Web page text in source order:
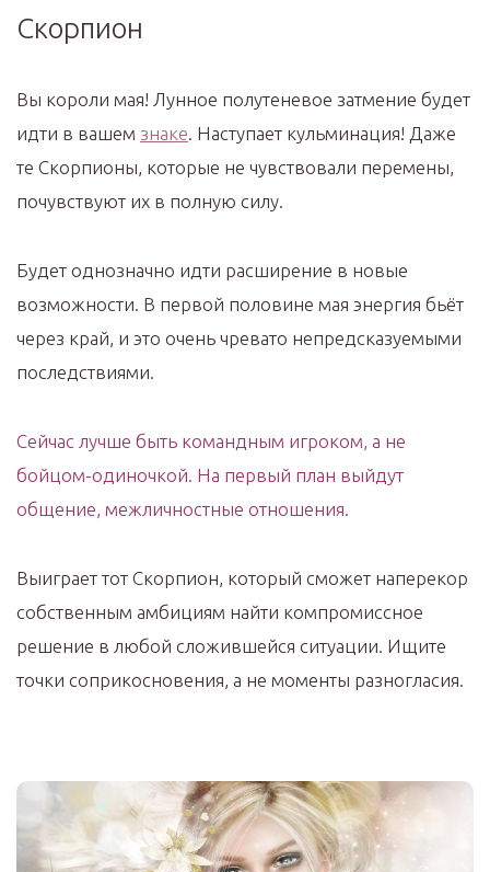
Скорпион
Вы короли мая! Лунное полутеневое затмение будет
идти в вашем знаке . Наступает кульминация! Даже
те Скорпионы, которые не чувствовали перемены,
почувствуют их в полную силу.
Будет однозначно идти расширение в новые
возможности. В первой половине мая энергия бьёт
через край, и это очень чревато непредсказуемыми
последствиями.
Сейчас лучше быть командным игроком, а не
бойцом-одиночкой. На первый план выйдут
общение, межличностные отношения.
Выиграет тот Скорпион, который сможет наперекор
собственным амбициям найти компромиссное
решение в любой сложившейся ситуации. Ищите
точки соприкосновения, а не моменты разногласия.